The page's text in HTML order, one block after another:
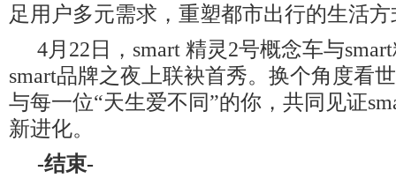
足用户多元需求，重塑都市出行的生活方
4月22日，smart 精灵2号概念车与
smart品牌之夜上联袂首秀。换个角度看
与每一位“天生爱不同”的你，共同见证
新进化。
-结束-